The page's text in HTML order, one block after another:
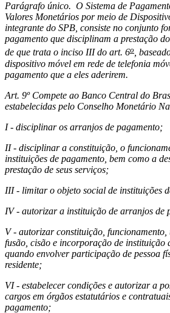
Parágrafo único. O Sistema de
Valores Monetários por meio de
integrante do SPB, consiste no conjunto
pagamento que disciplinam a prestação
de que trata o inciso III do art. 6o,
dispositivo móvel em rede de telefonia
pagamento que a eles aderirem.
Art. 9º Compete ao Banco Central do
estabelecidas pelo Conselho Monetário
I - disciplinar os arranjos de pagamento;
II - disciplinar a constituição, o
instituições de pagamento, bem como a
prestação de seus serviços;
III - limitar o objeto social de instituições
IV - autorizar a instituição de arranjos de
V - autorizar constituição, funcionamento,
fusão, cisão e incorporação de instituição
quando envolver participação de pessoa
residente;
VI - estabelecer condições e autorizar a
cargos em órgãos estatutários e
pagamento;